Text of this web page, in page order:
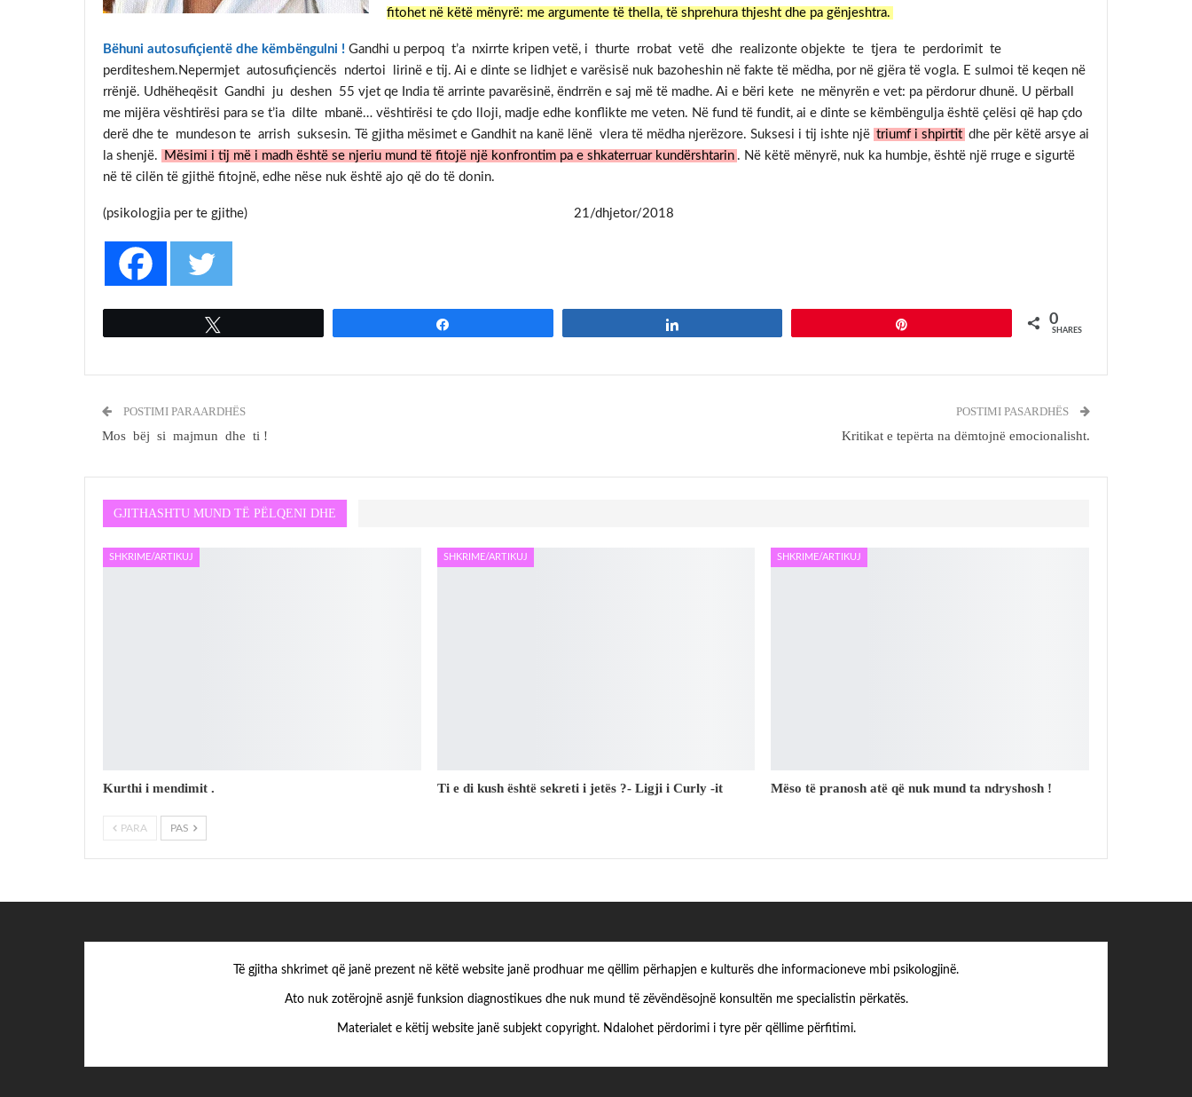
fitohet në këtë mënyrë: me argumente të thella, të shprehura thjesht dhe pa gënjeshtra.
Bëhuni autosufiçientë dhe këmbëngulni ! Gandhi u perpoq t’a nxirrte kripen vetë, i thurte rrobat vetë dhe realizonte objekte te tjera te perdorimit te
perditeshem.Nepermjet autosufiçiencës ndertoi lirinë e tij. Ai e dinte se lidhjet e varësisë nuk bazoheshin në fakte të mëdha, por në gjëra të vogla. E sulmoi të keqen në
rrënjë. Udhëheqësit Gandhi ju deshen 55 vjet qe India të arrinte pavarësinë, ëndrrën e saj më të madhe. Ai e bëri kete ne mënyrën e vet: pa përdorur dhunë. U përball
me mijëra vështirësi para se t’ia dilte mbanë… vështirësi te çdo lloji, madje edhe konflikte me veten. Në fund të fundit, ai e dinte se këmbëngulja është çelësi që hap çdo
derë dhe te mundeson te arrish suksesin. Të gjitha mësimet e Gandhit na kanë lënë vlera të mëdha njerëzore. Suksesi i tij ishte një triumf i shpirtit dhe për këtë arsye ai
la shenjë.
Mësimi i tij më i madh është se njeriu mund të fitojë një konfrontim pa e shkaterruar kundërshtarin . Në këtë mënyrë, nuk ka humbje, është një rruge e sigurtë
në të cilën të gjithë fitojnë, edhe nëse nuk është ajo që do të donin.
(psikologjia per te gjithe) 21/dhjetor/2018
0
SHARES
POSTIMI PARAARDHËS
Mos bëj si majmun dhe ti !
POSTIMI PASARDHËS
Kritikat e tepërta na dëmtojnë emocionalisht.
GJITHASHTU MUND TË PËLQENI DHE
SHKRIME/ARTIKUJ
Kurthi i mendimit .
SHKRIME/ARTIKUJ
Ti e di kush është sekreti i jetës ?- Ligji i Curly -it
SHKRIME/ARTIKUJ
Mëso të pranosh atë që nuk mund ta ndryshosh !
PARA PAS
Të gjitha shkrimet që janë prezent në këtë website janë prodhuar me qëllim përhapjen e kulturës dhe informacioneve mbi psikologjinë.
Ato nuk zotërojnë asnjë funksion diagnostikues dhe nuk mund të zëvëndësojnë konsultën me specialistin përkatës.
Materialet e këtij website janë subjekt copyright. Ndalohet përdorimi i tyre për qëllime përfitimi.